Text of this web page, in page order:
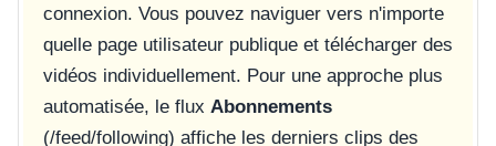
connexion. Vous pouvez naviguer vers n'importe
quelle page utilisateur publique et télécharger des
vidéos individuellement. Pour une approche plus
automatisée, le flux Abonnements
(/feed/following) affiche les derniers clips des